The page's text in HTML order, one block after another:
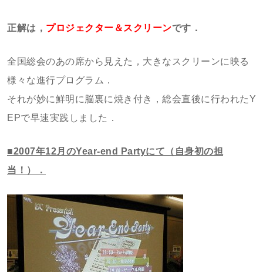
正解は， プロジェクター＆スクリーンです．
全国総会のあの席から見えた，大きなスクリーンに映る
様々な進行プログラム．
それが妙に鮮明に脳裏に焼き付き，総会直後に行われたY
EPで早速実践しました．
■2007年12月のYear-end Partyにて（自身初の担
当！）．